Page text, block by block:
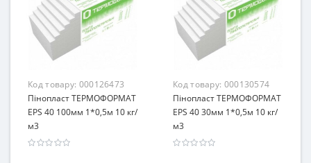
Код товару: 000126473
Пінопласт ТЕРМОФОРМАТ
EPS 40 100мм 1*0,5м 10 кг/
м3
Код товару: 000130574
Пінопласт ТЕРМОФОРМАТ
EPS 40 30мм 1*0,5м 10 кг/
м3